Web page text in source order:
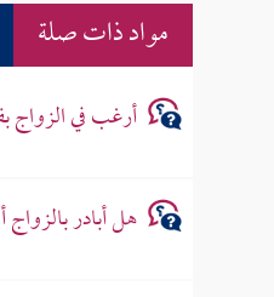
مواد ذات صلة
أرغب في الزواج
هل أبادر